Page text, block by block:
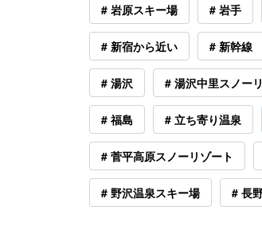
# 岩原スキー場 # 岩手
# 新宿から近い # 新幹線
# 湯沢 # 湯沢中里スノー
# 福島 # 立ち寄り温泉
# 菅平高原スノーリゾート
# 野沢温泉スキー場 # 長